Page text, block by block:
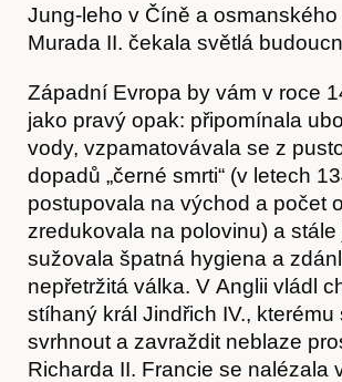
Jung-leho v Číně a osmanského
Murada II. čekala světlá
Západní Evropa by vám v roce
jako pravý opak: připomínala
vody, vzpamatovávala se z
dopadů „černé smrti“ (v letech
postupovala na východ a počet
zredukovala na polovinu) a stále
sužovala špatná hygiena a
nepřetržitá válka. V Anglii vládl
stíhaný král Jindřich IV., kterému
svrhnout a zavraždit neblaze
Richarda II. Francie se nalézala